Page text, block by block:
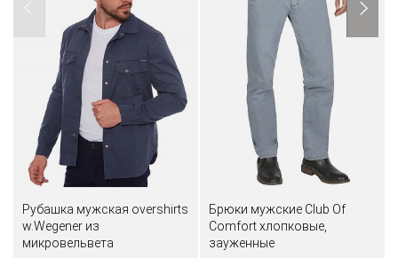
Рубашка мужская оvershirts
w.Wegener из
микровельвета
Брюки мужские Club Of
Comfort хлопковые,
зауженные